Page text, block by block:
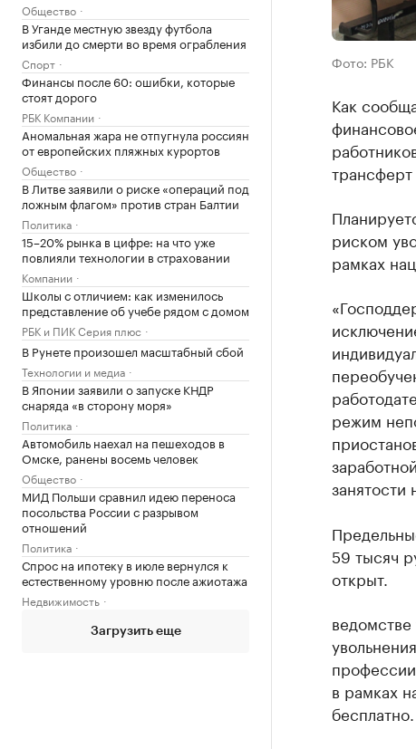
Общество
В Уганде местную звезду футбола
избили до смерти во время ограбления
Спорт
Финансы после 60: ошибки, которые
стоят дорого
РБК Компании
Аномальная жара не отпугнула россиян
от европейских пляжных курортов
Общество
В Литве заявили о риске «операций под
ложным флагом» против стран Балтии
Политика
15–20% рынка в цифре: на что уже
повлияли технологии в страховании
Компании
Школы с отличием: как изменилось
представление об учебе рядом с домом
РБК и ПИК Серия плюс
В Рунете произошел масштабный сбой
Технологии и медиа
В Японии заявили о запуске КНДР
снаряда «в сторону моря»
Политика
Автомобиль наехал на пешеходов в
Омске, ранены восемь человек
Общество
МИД Польши сравнил идею переноса
посольства России с разрывом
отношений
Политика
Спрос на ипотеку в июле вернулся к
естественному уровню после ажиотажа
Недвижимость
Загрузить еще
Фото: РБК
Как
риском
рамках
режим
занятости
59 тысяч
открыт.
в рамках
бесплатно.